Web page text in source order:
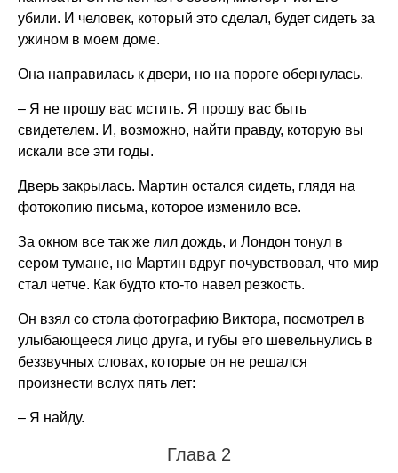
убили. И человек, который это сделал, будет сидеть за
ужином в моем доме.
Она направилась к двери, но на пороге обернулась.
– Я не прошу вас мстить. Я прошу вас быть
свидетелем. И, возможно, найти правду, которую вы
искали все эти годы.
Дверь закрылась. Мартин остался сидеть, глядя на
фотокопию письма, которое изменило все.
За окном все так же лил дождь, и Лондон тонул в
сером тумане, но Мартин вдруг почувствовал, что мир
стал четче. Как будто кто-то навел резкость.
Он взял со стола фотографию Виктора, посмотрел в
улыбающееся лицо друга, и губы его шевельнулись в
беззвучных словах, которые он не решался
произнести вслух пять лет:
– Я найду.
Глава 2